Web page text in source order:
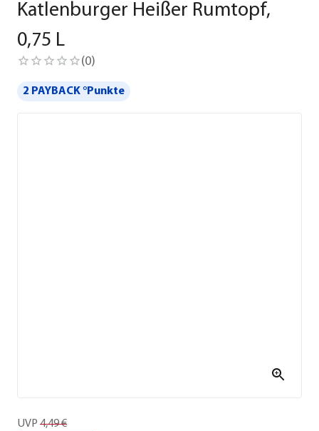
Katlenburger Heißer Rumtopf,
0,75 L
(0)
2 PAYBACK °Punkte
UVP 4,49 €